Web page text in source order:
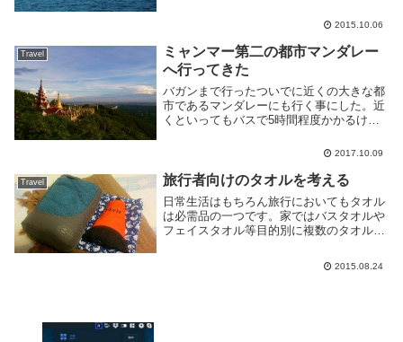
だ。ツアーはぐぐって一番上に出てきた軍
んだ。休日だっ...
2015.10.06
Travel
ミャンマー第二の都市マンダレー
へ行ってきた
バガンまで行ったついでに近くの大きな都
市であるマンダレーにも行く事にした。近
くといってもバスで5時間程度かかるけ
るととても近い。こんなバスにのった。マ
ンマーで二番...
2017.10.09
Travel 旅行者向けのタオルを考える
日常生活はもちろん旅行においてもタオル
は必需品の一つです。家ではバスタオルや
フェイスタオル等目的別に複数のタオルを
る荷物に制限のある旅行時はそうもいきま
せん。それにある程度のランクのホテルな
2015.08.24